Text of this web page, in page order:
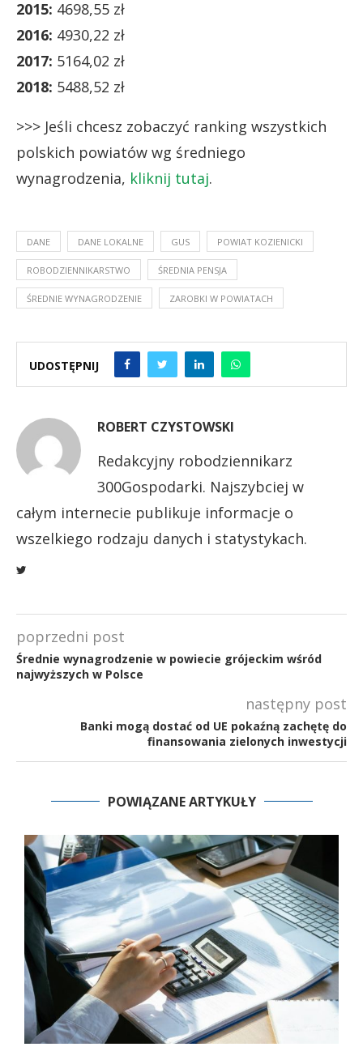
2015: 4698,55 zł
2016: 4930,22 zł
2017: 5164,02 zł
2018: 5488,52 zł
>>> Jeśli chcesz zobaczyć ranking wszystkich
polskich powiatów wg średniego
wynagrodzenia, kliknij tutaj.
DANE DANE LOKALNE GUS POWIAT KOZIENICKI
ROBODZIENNIKARSTWO ŚREDNIA PENSJA
ŚREDNIE WYNAGRODZENIE ZAROBKI W POWIATACH
UDOSTĘPNIJ
ROBERT CZYSTOWSKI
Redakcyjny robodziennikarz
300Gospodarki. Najszybciej w
całym internecie publikuje informacje o
wszelkiego rodzaju danych i statystykach.
poprzedni post
Średnie wynagrodzenie w powiecie grójeckim wśród
najwyższych w Polsce
następny post
Banki mogą dostać od UE pokaźną zachętę do
finansowania zielonych inwestycji
POWIĄZANE ARTYKUŁY